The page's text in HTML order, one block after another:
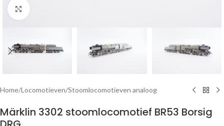
Home/Locomotieven/Stoomlocomotieven analoog
Märklin 3302 stoomlocomotief BR53 Borsig